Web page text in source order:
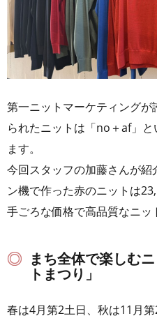
第一ニットマーケティング
られたニットは「no＋af」
ます。
今回スタッフの加藤さんが
ン機で作った赤のニットは
手ごろな価格で高品質なニッ
まち全体で楽しむ
トまつり」
春は4月第2土日、秋は11月